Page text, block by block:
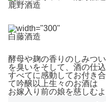
鹿野酒造
白藤酒造
酵母や麹の香りのしみつ
を臭いをそして、酒の仕
すべてに感動してお付き
て吟醸以上生々のお酒は
お嫁入り前の娘を慈しむ